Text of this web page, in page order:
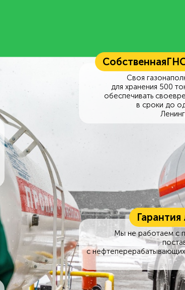
Собственная
Своя
для хранения 500
обеспечивать
в сроки до
Мы не работаем с
с